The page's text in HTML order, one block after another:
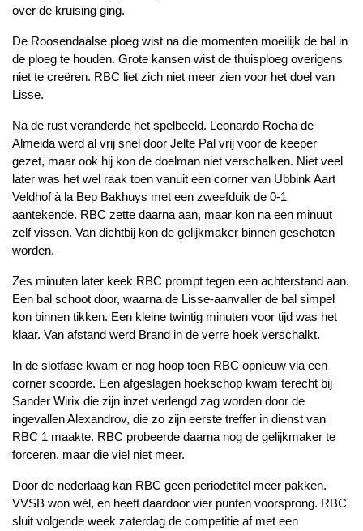
over de kruising ging.
De Roosendaalse ploeg wist na die momenten moeilijk de bal in
de ploeg te houden. Grote kansen wist de thuisploeg overigens
niet te creëren. RBC liet zich niet meer zien voor het doel van
Lisse.
Na de rust veranderde het spelbeeld. Leonardo Rocha de
Almeida werd al vrij snel door Jelte Pal vrij voor de keeper
gezet, maar ook hij kon de doelman niet verschalken. Niet veel
later was het wel raak toen vanuit een corner van Ubbink Aart
Veldhof à la Bep Bakhuys met een zweefduik de 0-1
aantekende. RBC zette daarna aan, maar kon na een minuut
zelf vissen. Van dichtbij kon de gelijkmaker binnen geschoten
worden.
Zes minuten later keek RBC prompt tegen een achterstand aan.
Een bal schoot door, waarna de Lisse-aanvaller de bal simpel
kon binnen tikken. Een kleine twintig minuten voor tijd was het
klaar. Van afstand werd Brand in de verre hoek verschalkt.
In de slotfase kwam er nog hoop toen RBC opnieuw via een
corner scoorde. Een afgeslagen hoekschop kwam terecht bij
Sander Wirix die zijn inzet verlengd zag worden door de
ingevallen Alexandrov, die zo zijn eerste treffer in dienst van
RBC 1 maakte. RBC probeerde daarna nog de gelijkmaker te
forceren, maar die viel niet meer.
Door de nederlaag kan RBC geen periodetitel meer pakken.
VVSB won wél, en heeft daardoor vier punten voorsprong. RBC
sluit volgende week zaterdag de competitie af met een